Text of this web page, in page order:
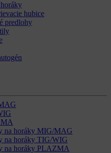
hubice
predlohy
na horáky MIG/MAG
na horáky TIG/WIG
na horáky PLAZMA